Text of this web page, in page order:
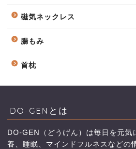
磁気ネックレス
腸もみ
首枕
DO-GENとは
DO-GEN（どうげん）は毎日を元気
養、睡眠、マインドフルネスなどの